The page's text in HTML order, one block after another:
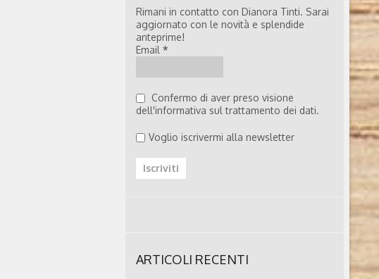
Rimani in contatto con Dianora Tinti. Sarai
aggiornato con le novità e splendide
anteprime!
Email *
Confermo di aver preso visione
dell'informativa sul trattamento dei dati.
Voglio iscrivermi alla newsletter
ARTICOLI RECENTI